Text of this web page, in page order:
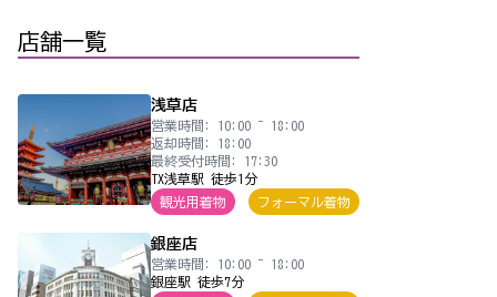
店舗一覧
浅草店
営業時間: 10:00 ~ 18:00
返却時間: 18:00
最終受付時間: 17:30
TX浅草駅 徒歩1分
観光用着物
フォーマル着物
銀座店
営業時間: 10:00 ~ 18:00
銀座駅 徒歩7分